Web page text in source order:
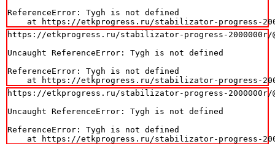
ReferenceError: Tygh is not defined
at https://etkprogress.ru/stabilizator-progress-
https://etkprogress.ru/stabilizator-progress-2000000r/
Uncaught ReferenceError: Tygh is not defined
ReferenceError: Tygh is not defined
at https://etkprogress.ru/stabilizator-progress-
https://etkprogress.ru/stabilizator-progress-2000000r/
Uncaught ReferenceError: Tygh is not defined
ReferenceError: Tygh is not defined
at https://etkprogress.ru/stabilizator-progress-